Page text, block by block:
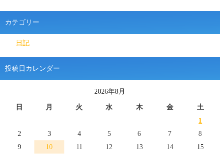
カテゴリー
日記
投稿日カレンダー
2026年8月
日 月 火 水 木 金
土
1
2
3 4 5 6 7
8
9
10 11 12 13 14
15